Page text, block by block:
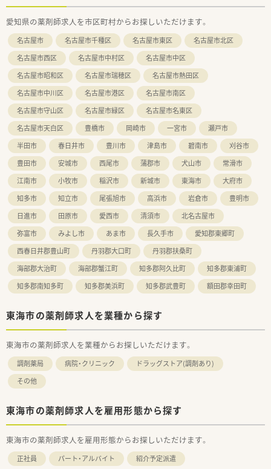
愛知県の薬剤師求人を市区町村からお探しいただけます。
名古屋市 名古屋市千種区 名古屋市東区
名古屋市北区
名古屋市西区
名古屋市中村区
名古屋市中区
名古屋市昭和区
名古屋市瑞穂区
名古屋市熱田区
名古屋市中川区
名古屋市港区
名古屋市南区
名古屋市守山区
名古屋市緑区
名古屋市名東区
名古屋市天白区
豊橋市 岡崎市 一宮市
瀬戸市
半田市
春日井市 豊川市 津島市 碧南市
刈谷市
豊田市
安城市 西尾市 蒲郡市 犬山市
常滑市
江南市
小牧市 稲沢市 新城市 東海市
大府市
知多市
知立市 尾張旭市 高浜市 岩倉市
豊明市
日進市
田原市 愛西市 清須市
北名古屋市
弥富市
みよし市 あま市 長久手市
愛知郡東郷町
西春日井郡豊山町
丹羽郡大口町
丹羽郡扶桑町
海部郡大治町
海部郡蟹江町 知多郡阿久比町
知多郡東浦町
知多郡南知多町
知多郡美浜町 知多郡武豊町 額田郡幸田町
東海市の薬剤師求人を業種から探す
東海市の薬剤師求人を業種からお探しいただけます。
調剤薬局 病院・クリニック
ドラッグストア(調剤あり)
その他
東海市の薬剤師求人を雇用形態から探す
東海市の薬剤師求人を雇用形態からお探しいただけます。
正社員 パート・アルバイト 紹介予定派遣